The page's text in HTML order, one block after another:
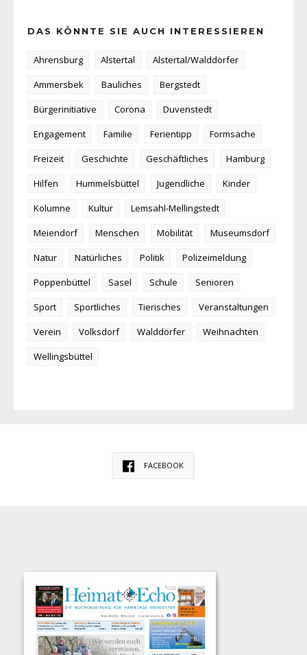
DAS KÖNNTE SIE AUCH INTERESSIEREN
Ahrensburg Alstertal
Alstertal/Walddörfer
Ammersbek
Bauliches
Bergstedt
Bürgerinitiative
Corona
Duvenstedt
Engagement
Familie Ferientipp
Formsache
Freizeit
Geschichte Geschäftliches
Hamburg
Hilfen
Hummelsbüttel Jugendliche
Kinder
Kolumne
Kultur
Lemsahl-Mellingstedt
Meiendorf
Menschen Mobilität
Museumsdorf
Natur
Natürliches Politik
Polizeimeldung
Poppenbüttel
Sasel Schule
Senioren
Sport
Sportliches Tierisches
Veranstaltungen
Verein
Volksdorf Walddörfer
Weihnachten
Wellingsbüttel
FACEBOOK